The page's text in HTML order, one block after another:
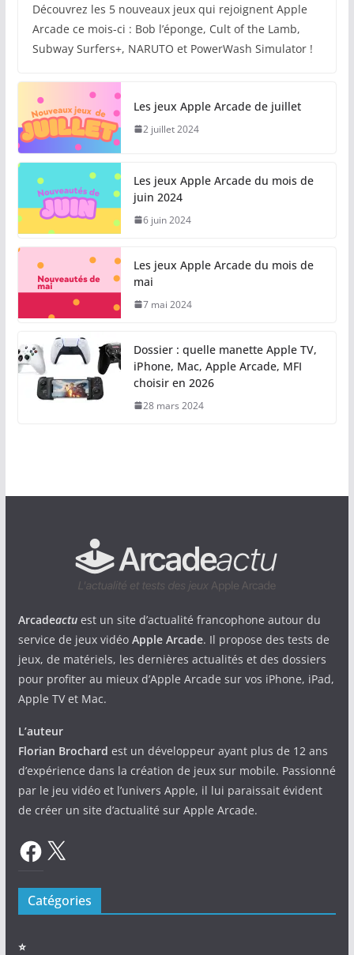
Découvrez les 5 nouveaux jeux qui rejoignent Apple
Arcade ce mois-ci : Bob l’éponge, Cult of the Lamb,
Subway Surfers+, NARUTO et PowerWash Simulator !
Les jeux Apple Arcade de juillet
2 juillet 2024
Les jeux Apple Arcade du mois de
juin 2024
6 juin 2024
Les jeux Apple Arcade du mois de
mai
7 mai 2024
Dossier : quelle manette Apple TV,
iPhone, Mac, Apple Arcade, MFI
choisir en 2026
28 mars 2024
Arcadeactuest un site d’actualité francophone autour du
service de jeux vidéo Apple Arcade. Il propose des tests de
jeux, de matériels, les dernières actualités et des dossiers
pour profiter au mieux d’Apple Arcade sur vos iPhone, iPad,
Apple TV et Mac.
L’auteur
Florian Brochard est un développeur ayant plus de 12 ans
d’expérience dans la création de jeux sur mobile. Passionné
par le jeu vidéo et l’univers Apple, il lui paraissait évident
de créer un site d’actualité sur Apple Arcade.
Facebook
X
Catégories
⭐️